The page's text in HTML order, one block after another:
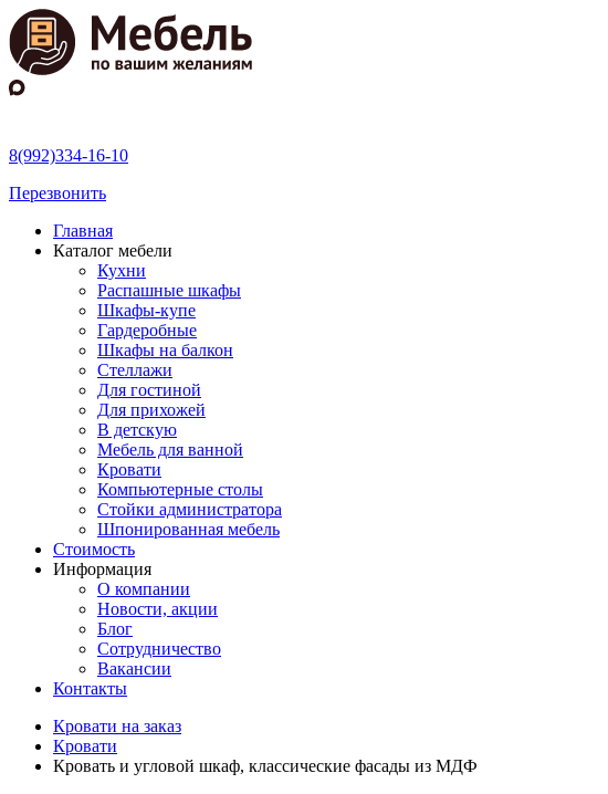
8(992)334-16-10
Перезвонить
Главная
Каталог мебели
Кухни
Распашные шкафы
Шкафы-купе
Гардеробные
Шкафы на балкон
Стеллажи
Для гостиной
Для прихожей
В детскую
Мебель для ванной
Кровати
Компьютерные столы
Стойки администратора
Шпонированная мебель
Стоимость
Информация
О компании
Новости, акции
Блог
Сотрудничество
Вакансии
Контакты
Кровати на заказ
Кровати
Кровать и угловой шкаф, классические фасады из МДФ